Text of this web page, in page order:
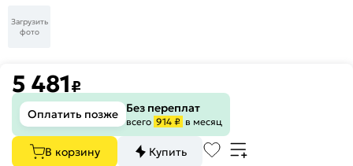
Загрузить
фото
5 481₽
Оплатить позже Без переплат
всего 914 ₽ в месяц
В корзину
Купить